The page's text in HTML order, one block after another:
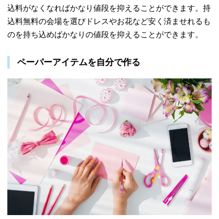
込料がなくなればかなり値段を抑えることができます。持
込料無料の会場を選びドレスやお花など安く済ませれるも
のを持ち込めばかなりの値段を抑えることができます。
ペーパーアイテムを自分で作る